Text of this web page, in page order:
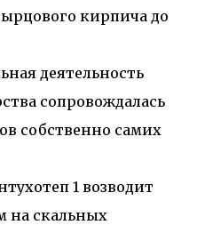
и социальной
был подтвержден
2021 года и
«Серебряная
2024 году. Концепция
Архитекторы
о военном
кирпича до
деятельность
сопровождалась
собственно самих
1 возводит
на скальных